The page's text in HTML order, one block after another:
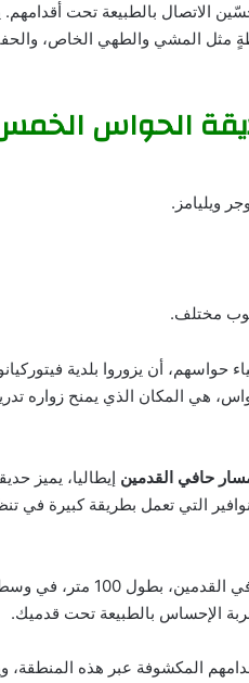
الاتصال بالطبيعة تحت
مثل المشي والطهي الخاص،
الحواس الخمس
ويليامز.
مختلف.
حواسهم، أن يزوروا بلدية
هي المكان الذي يمنح زواره
حافي القدمين
التي تعمل بطريقة كبيرة
يتم وضع مجرى يمشي عليه
الإحساس بالطبيعة تحت قدميك.
المكشوفة عبر هذه